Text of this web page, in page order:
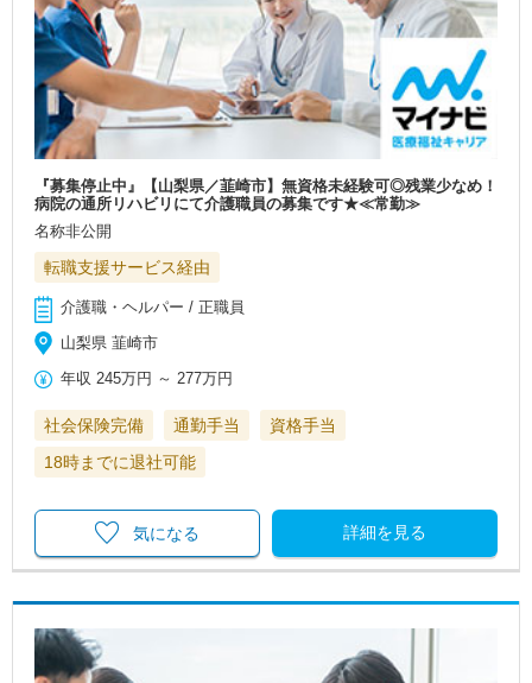
『募集停止中』【山梨県／韮崎市】無資格未経験可◎残業少なめ！
病院の通所リハビリにて介護職員の募集です★≪常勤≫
名称非公開
転職支援サービス経由
介護職・ヘルパー / 正職員
山梨県 韮崎市
年収 245万円 ～ 277万円
社会保険完備 通勤手当
資格手当
18時までに退社可能
詳細を見る
気になる